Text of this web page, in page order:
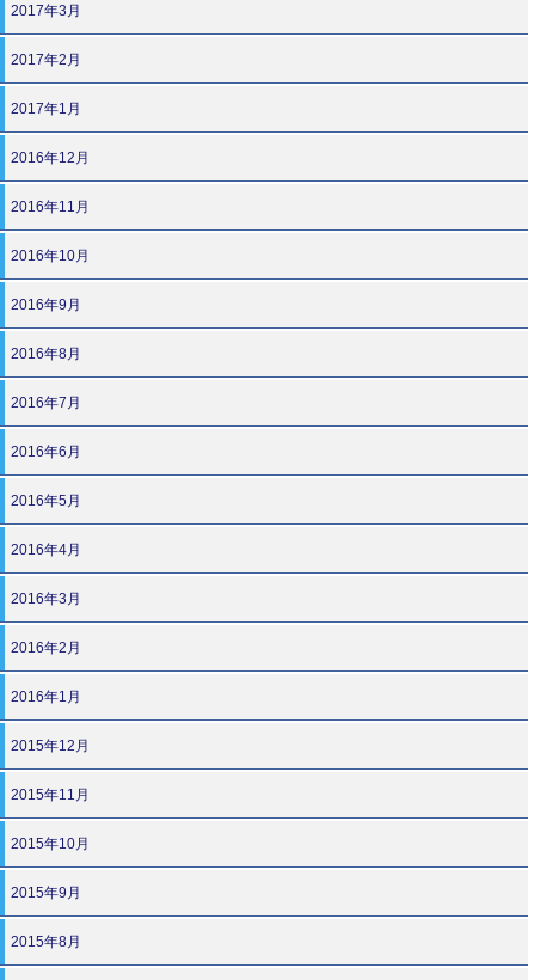
2017年3月
2017年2月
2017年1月
2016年12月
2016年11月
2016年10月
2016年9月
2016年8月
2016年7月
2016年6月
2016年5月
2016年4月
2016年3月
2016年2月
2016年1月
2015年12月
2015年11月
2015年10月
2015年9月
2015年8月